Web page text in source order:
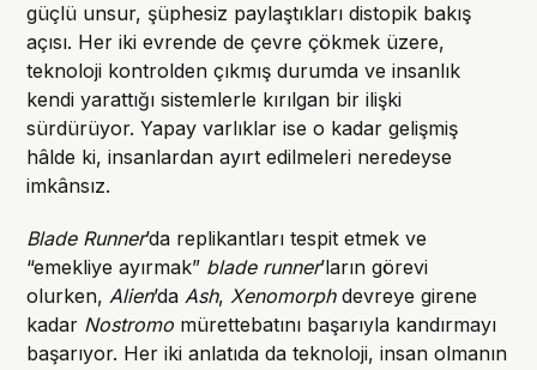
güçlü unsur, şüphesiz paylaştıkları distopik bakış
açısı. Her iki evrende de çevre çökmek üzere,
teknoloji kontrolden çıkmış durumda ve insanlık
kendi yarattığı sistemlerle kırılgan bir ilişki
sürdürüyor. Yapay varlıklar ise o kadar gelişmiş
hâlde ki, insanlardan ayırt edilmeleri neredeyse
imkânsız.
Blade Runner’da replikantları tespit etmek ve
“emekliye ayırmak” blade runner’ların görevi
olurken,Alien’daAsh,Xenomorphdevreye girene
kadar Nostromo mürettebatını başarıyla kandırmayı
başarıyor. Her iki anlatıda da teknoloji, insan olmanın